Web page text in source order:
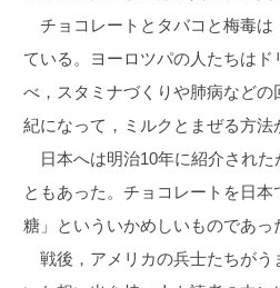
チョコレートとタバコと梅毒は
ている。ヨーロツパの人たちは
べ，スタミナづくりや肺病など
紀になって，ミルクとまぜる方
日本へは明治10年に紹介された
ともあった。チョコレートを日
糖」といういかめしいものであっ
戦後，アメリカの兵士たちがう